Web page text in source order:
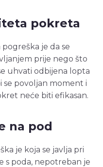
pokreta
pogreška je da se
prije nego što
uhvati odbijena lopta
se povoljan moment i
neće biti efikasan.
na pod
je koja se javlja pri
s poda, nepotreban je